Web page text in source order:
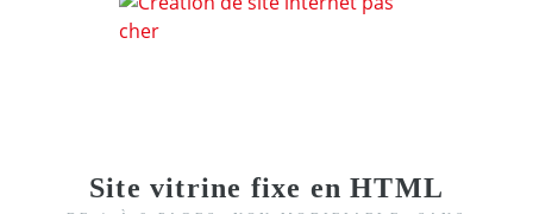
Site vitrine fixe en HTML